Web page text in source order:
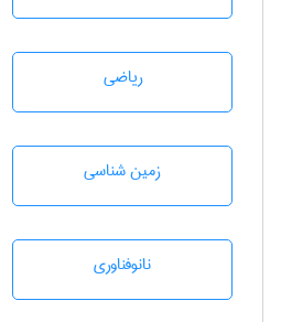
رياضی
زمين شناسی
نانوفناوری